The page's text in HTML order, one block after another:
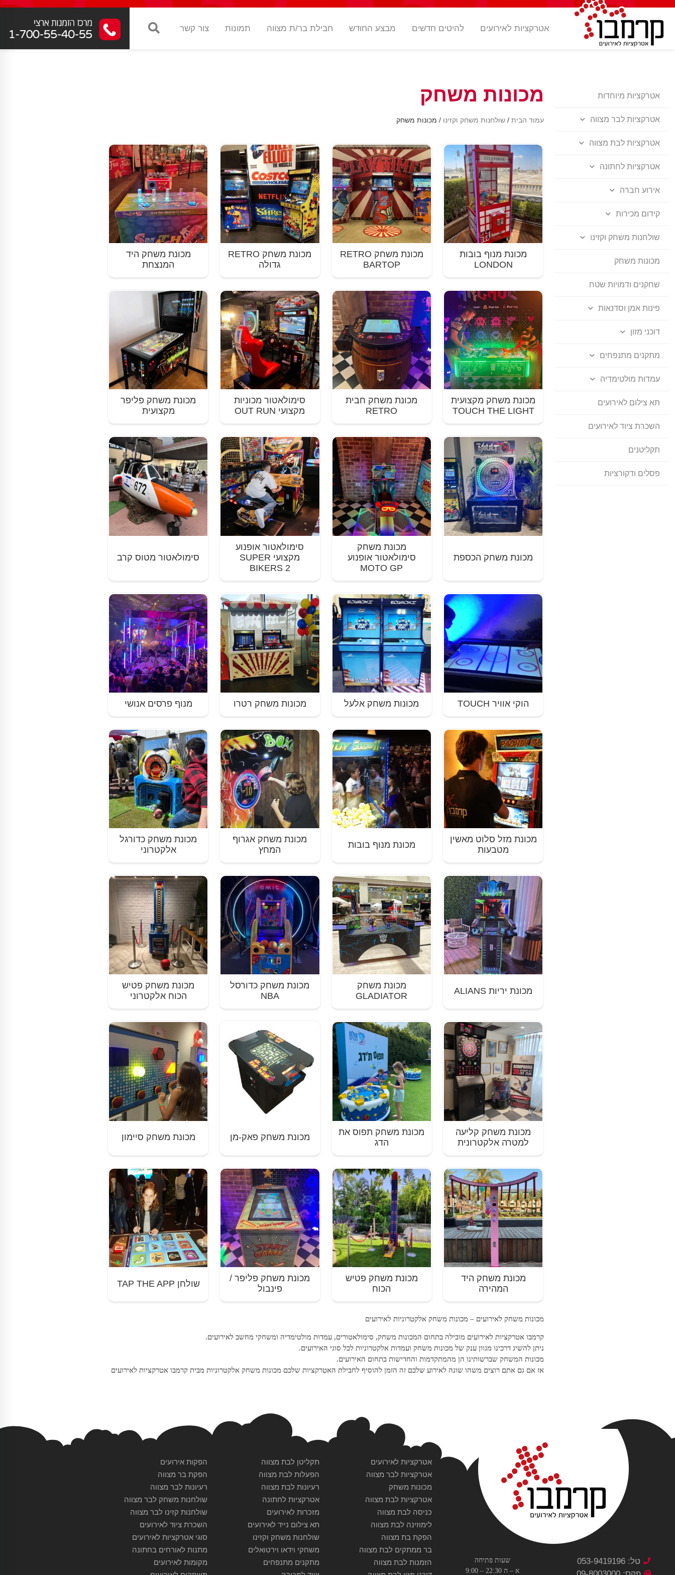
אטרקציות לאירועים להיטים חדשים מבצע החודש חבילת בר/ת מצווה תמונות צור קשר
אטרקציות מיוחדות
אטרקציות לבר מצווה
אטרקציות לבת מצווה
אטרקציות לחתונה
אירוע חברה
קידום מכירות
שולחנות משחק וקזינו
מכונות משחק
שחקנים ודמויות שטח
פינות אמן וסדנאות
דוכני מזון
מתקנים מתנפחים
עמדות מולטימדיה
תא צילום לאירועים
השכרת ציוד לאירועים
תקליטנים
פסלים ודקורציות
מכונות משחק
עמוד הבית/ שולחנות משחק וקזינו / מכונות משחק
מכונת מנוף בובות
LONDON
מכונת משחק RETRO
BARTOP
מכונת משחק RETRO
גדולה
מכונת משחק היד
המנצחת
מכונת משחק מקצועית
TOUCH THE LIGHT
מכונת משחק חבית
RETRO
סימולאטור מכוניות
מקצועי OUT RUN
מכונת משחק פליפר
מקצועית
מכונת משחק הכספת
מכונת משחק
סימולאטור אופנוע
MOTO GP
סימולאטור אופנוע
מקצועי SUPER
BIKERS 2
סימולאטור מטוס קרב
הוקי אוויר TOUCH מכונות משחק אלעל מכונות משחק רטרו מנוף פרסים אנושי
מכונת מזל סלוט מאשין
מטבעות
מכונת מנוף בובות
מכונת משחק אגרוף
המחץ
מכונת משחק כדורגל
אלקטרוני
מכונת יריות ALIANS
מכונת משחק
GLADIATOR
מכונת משחק כדורסל
NBA
מכונת משחק פטיש
הכוח אלקטרוני
מכונת משחק קליעה
למטרה אלקטרונית
מכונת משחק תפוס את
הדג
מכונת משחק פאק-מן מכונת משחק סיימון
מכונת משחק היד
המהירה
מכונת משחק פטיש
הכוח
מכונת משחק פליפר /
פינבול
שולחן TAP THE APP
מכונות משחק לאירועים – מכונות משחק אלקטרוניות לאירועים
קרמבו אטרקציות לאירועים מובילה בתחום המכונות משחק, סימולאטורים, עמדות מולטימדיה ומשחקי מחשב לאירועים.
ניתן להשיג דרכינו מגוון ענק של מכונות משחק ועמדות אלקטרוניות לכל סוגי האירועים.
מכונות המשחק שברשותינו הן מהמתקדמות והחדישות בתחום האירועים.
אז אם גם אתם רוצים משהו שונה לאירוע שלכם זה הזמן להוסיף לחבילת האטרקציות שלכם מכונות משחק אלקטרוניות מבית קרמבו אטרקציות לאירועים
טל: 053-9419196
שעות פתיחה
א – ה 22:30 – 9:00
אטרקציות לאירועים
אטרקציות לבר מצווה
מכונות משחק
אטרקציות לבת מצווה
כניסה לבת מצווה
לימוזינה לבת מצווה
הפקת בת מצווה
בר ממתקים לבת מצווה
הזמנות לבת מצווה
תקליטן לבת מצווה
הפעלות לבת מצווה
רעיונות לבת מצווה
אטרקציות לחתונה
מזכרות לאירועים
תא צילום נייד לאירועים
שולחנות משחק וקזינו
משחקי וידאו וירטואלים
מתקנים מתנפחים
הפקות אירועים
הפקת בר מצווה
רעיונות לבר מצווה
שולחנות משחק לבר מצווה
שולחנות קזינו לבר מצווה
השכרת ציוד לאירועים
סוגי אטרקציות לאירועים
מתנות לאורחים בחתונה
מקומות לאירועים